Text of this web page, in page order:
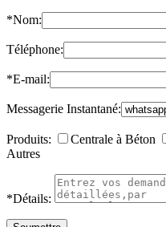
*Nom:
Téléphone:
*E-mail:
Messagerie Instantané:
Produits: Centrale à Béton
Autres
*Détails: